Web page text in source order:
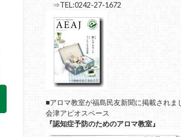
⇒TEL:0242-27-1672
■アロマ教室が福島民友新聞に掲載されま
会津アピオスペース
『認知症予防のためのアロマ教室』